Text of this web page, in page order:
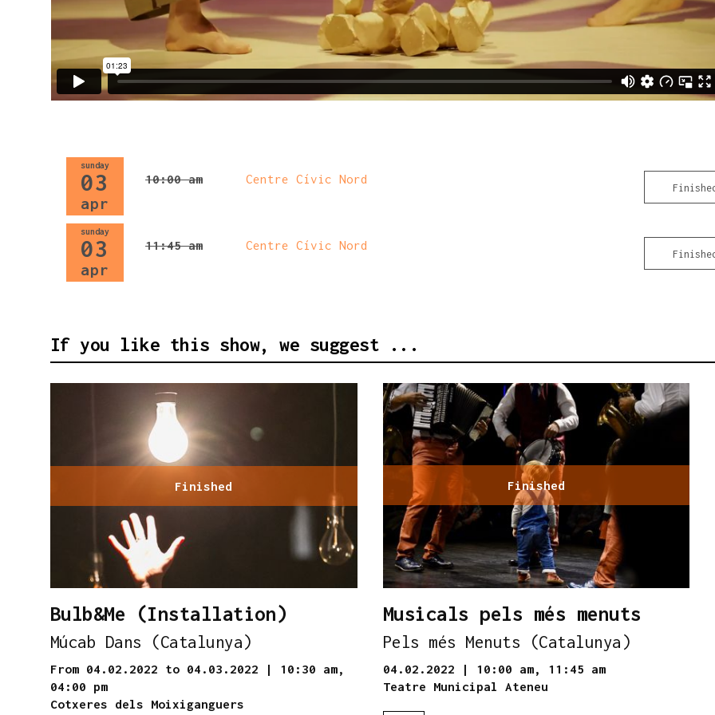
sunday
03
apr
10:00 am Centre Cívic Nord
sunday
03
apr
11:45 am Centre Cívic Nord
If you like this show, we suggest ...
Finished
Bulb&Me (Installation)
Múcab Dans (Catalunya)
From 04.02.2022 to 04.03.2022 | 10:30 am,
04:00 pm
Cotxeres dels Moixiganguers
Finished
Musicals pels més menuts
Pels més Menuts (Catalunya)
04.02.2022 | 10:00 am,
11:45 am
Teatre Municipal Ateneu